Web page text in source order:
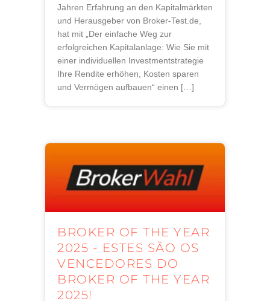
Jahren Erfahrung an den Kapitalmärkten
und Herausgeber von Broker-Test.de,
hat mit „Der einfache Weg zur
erfolgreichen Kapitalanlage: Wie Sie mit
einer individuellen Investmentstrategie
Ihre Rendite erhöhen, Kosten sparen
und Vermögen aufbauen“ einen […]
BROKER OF THE YEAR
2025 - ESTES SÃO OS
VENCEDORES DO
BROKER OF THE YEAR
2025!